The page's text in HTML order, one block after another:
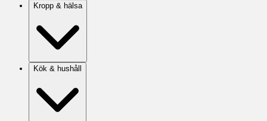
Kropp & hälsa
Kök & hushåll